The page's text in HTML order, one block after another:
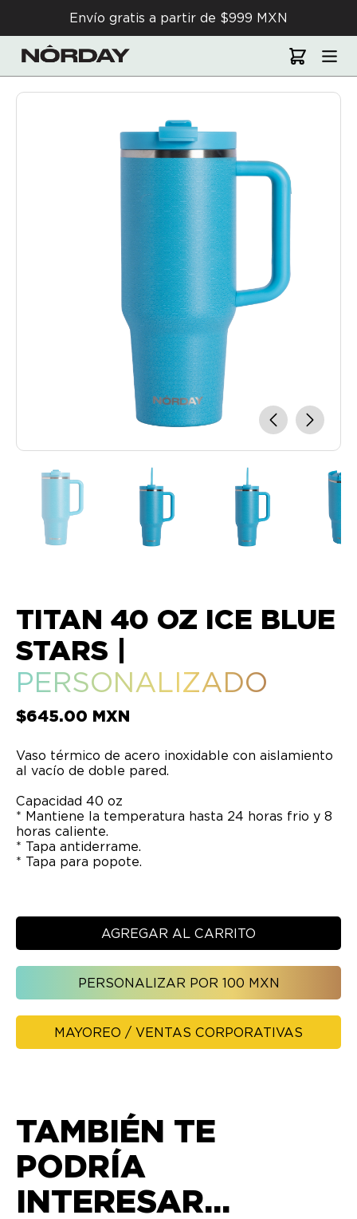
Envío gratis a partir de $999 MXN
TITAN 40 OZ ICE BLUE
STARS
PERSONALIZADO
$645.00 MXN
Vaso térmico de acero inoxidable con aislamiento
al vacío de doble pared.
Capacidad 40 oz
* Mantiene la temperatura hasta 24 horas frio y 8
horas caliente.
* Tapa antiderrame.
* Tapa para popote.
AGREGAR AL CARRITO
PERSONALIZAR POR 100 MXN
MAYOREO / VENTAS CORPORATIVAS
TAMBIÉN TE
PODRÍA
INTERESAR...